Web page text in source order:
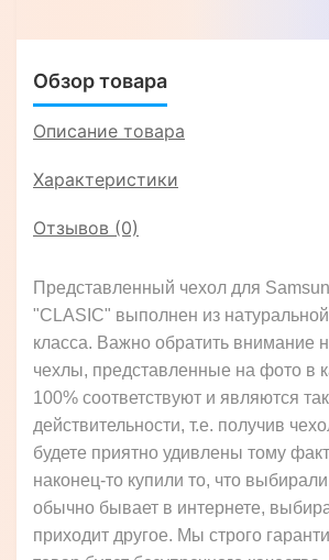
Обзор товара
Описание товара
Характеристики
Отзывов (0)
Представленный чехол для
"CLASIC" выполнен из
класса. Важно обратить внимание
чехлы, представленные на фото в
100% соответствуют и являются
действительности, т.е. получив
будете приятно удивлены тому
наконец-то купили то, что
обычно бывает в интернете,
приходит другое. Мы строго